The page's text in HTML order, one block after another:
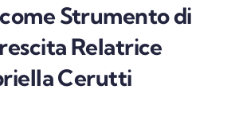
Strumento di
Relatrice
Cerutti